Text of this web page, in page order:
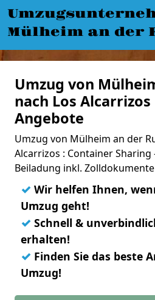
Mülheim an der
Umzug von
nach Los
Angebote
Umzug von Mülheim an der
Alcarrizos : Container Sharing
Beiladung inkl.
✓ Wir helfen Ihnen,
Umzug geht!
✓ Schnell &
erhalten!
✓ Finden Sie das beste
Umzug!